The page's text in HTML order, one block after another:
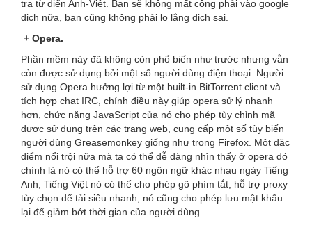
tra từ điển Anh-Việt. Bạn sẽ không mất công phải vào google
dịch nữa, bạn cũng không phải lo lắng dịch sai.
+ Opera.
Phần mềm này đã không còn phổ biến như trước nhưng vẫn
còn được sử dụng bởi một số người dùng điện thoại. Người
sử dụng Opera hưởng lợi từ một built-in BitTorrent client và
tích hợp chat IRC, chính điều này giúp opera sử lý nhanh
hơn, chức năng JavaScript của nó cho phép tùy chỉnh mã
được sử dụng trên các trang web, cung cấp một số tùy biến
người dùng Greasemonkey giống như trong Firefox. Một đặc
điểm nổi trội nữa mà ta có thể dễ dàng nhìn thấy ở opera đó
chính là nó có thể hỗ trợ 60 ngôn ngữ khác nhau ngày Tiếng
Anh, Tiếng Việt nó có thể cho phép gõ phím tắt, hỗ trợ proxy
tùy chọn dể tải siêu nhanh, nó cũng cho phép lưu mật khẩu
lại để giảm bớt thời gian của người dùng.